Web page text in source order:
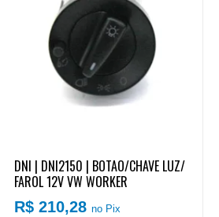
DNI | DNI2150 | BOTAO/CHAVE LUZ/
FAROL 12V VW WORKER
R$ 210,28no Pix